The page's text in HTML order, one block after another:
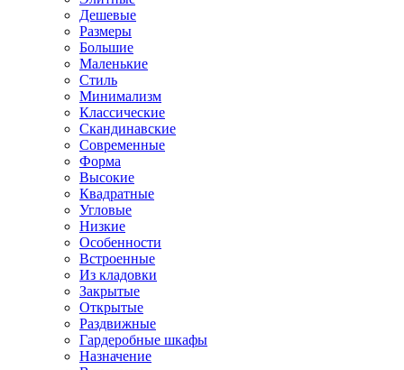
Дешевые
Размеры
Большие
Маленькие
Стиль
Минимализм
Классические
Скандинавские
Современные
Форма
Высокие
Квадратные
Угловые
Низкие
Особенности
Встроенные
Из кладовки
Закрытые
Открытые
Раздвижные
Гардеробные шкафы
Назначение